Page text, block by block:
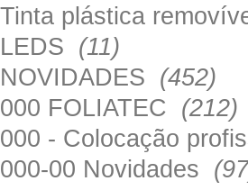
Tinta plástica
LEDS (11)
NOVIDADES (452)
000 FOLIATEC (212)
000 - Colocação
000-00 Novidades